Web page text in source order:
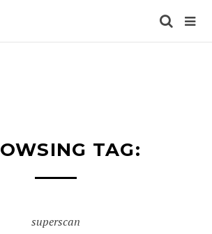
TAG:
superscan